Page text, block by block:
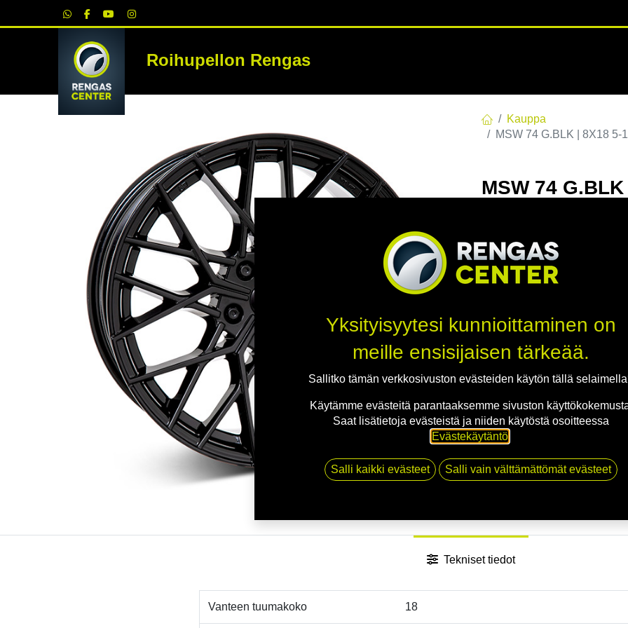
Roihupellon RengasRENKAAT
Kauppa
MSW 74 G.BLK | 8X18 5-
MSW 74
EAN: 8027529168815
Tällä tuotteella ei ole
Jaa
Tekniset tiedot
Vanteen tuumakoko 18
Yksityisyytesi kunnioittaminen on
meille ensisijaisen tärkeää.
Sallitko tämän verkkosivuston evästeiden käytön tällä
Käytämme evästeitä parantaaksemme sivuston
Saat lisätietoja evästeistä ja niiden käytöstä osoitteessa
Evästekäytäntö.
Salli kaikki evästeet Salli vain välttämättömät evästeet